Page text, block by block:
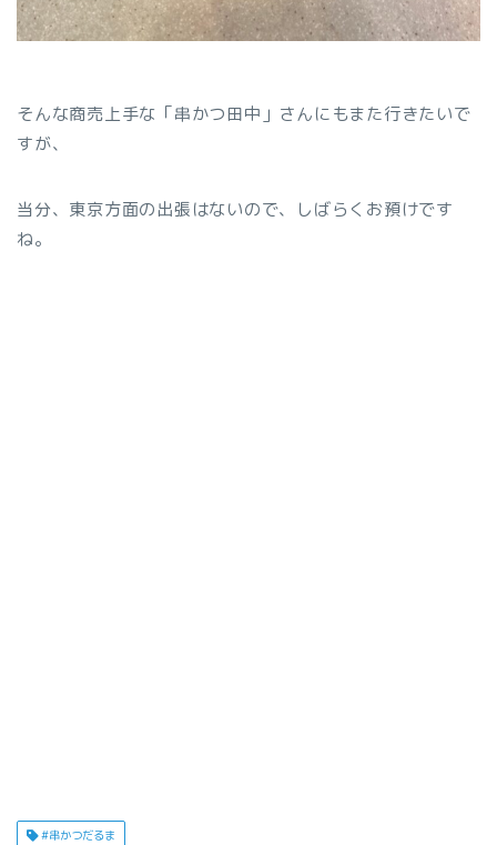
そんな商売上手な「串かつ田中」さんにもまた行きたいで
すが、
当分、東京方面の出張はないので、しばらくお預けです
ね。
#串かつだるま